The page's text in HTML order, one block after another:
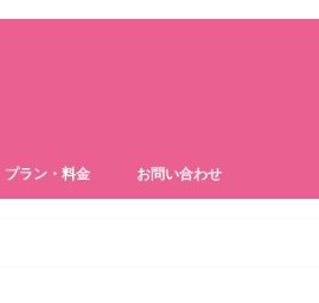
プラン・料金 お問い合わせ